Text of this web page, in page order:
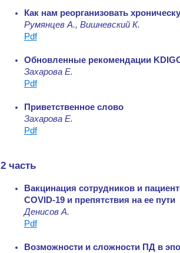
Как нам реорганизовать
Румянцев А., Вишневский К.
Pdf
Обновленные рекомендации
Захарова Е.
Pdf
Приветственное слово
Захарова Е.
Pdf
2 часть
Вакцинация сотрудников и
COVID-19 и препятствия на ее пути
Денисов А.
Pdf
Возможности и сложности ПД в